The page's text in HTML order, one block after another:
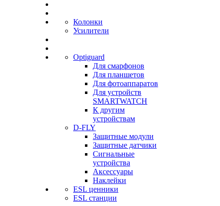
Колонки
Усилители
Optiguard
Для смарфонов
Для планшетов
Для фотоаппаратов
Для устройств
SMARTWATCH
К другим
устройствам
D-FLY
Защитные модули
Защитные датчики
Сигнальные
устройства
Аксессуары
Наклейки
ESL ценники
ESL станции